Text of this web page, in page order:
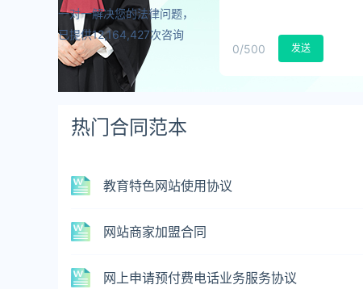
一对一解决您的法律问题，
已提供12,164,427次咨询
0/500 发送
热门合同范本
教育特色网站使用协议
网站商家加盟合同
网上申请预付费电话业务服务协议